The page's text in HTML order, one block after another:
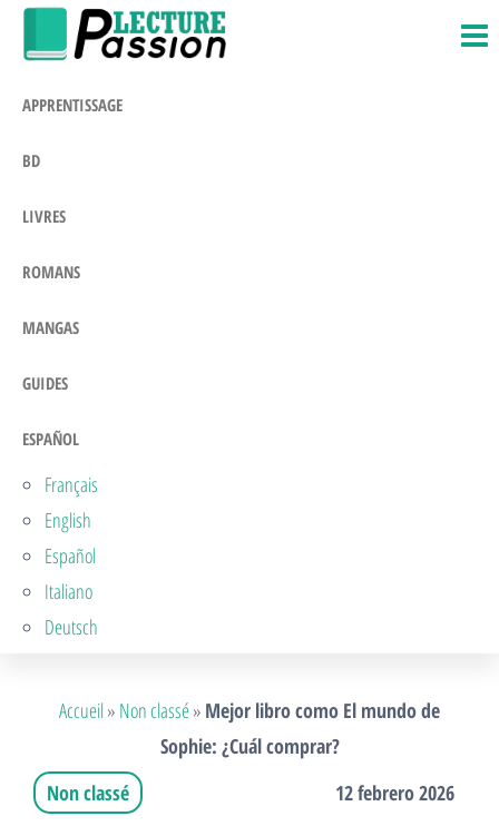
Saltar
APPRENTISSAGE
BD
LIVRES
ROMANS
MANGAS
GUIDES
ESPAÑOL
Français
English
Español
Italiano
Deutsch
Accueil» Non classé» Mejor libro como El mundo de
Sophie: ¿Cuál comprar?
Non classé
12 febrero 2026